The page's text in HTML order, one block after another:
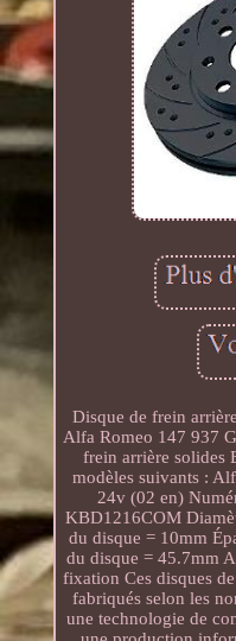
Disque de frein
Alfa Romeo 147 937
frein arrière solides
modèles suivants :
24v (02 en)
KBD1216COM
du disque = 10mm
du disque = 45.7mm
fixation Ces disques
fabriqués selon les
une technologie de